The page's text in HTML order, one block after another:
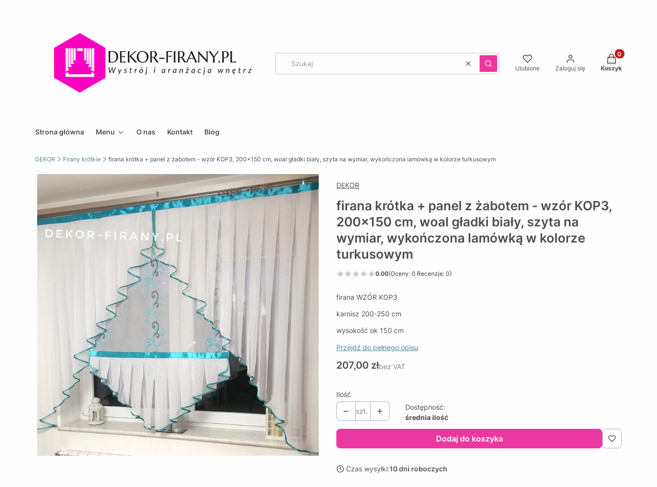
WyczyśćSzukaj Ulubione Zaloguj się
Produkty w
Koszyk
Strona główna Menu O nas Kontakt Blog
DEKOR Firany krótkie firana krótka + panel z żabotem - wzór KOP3, 200x150 cm, woal gładki biały, szyta na wymiar, wykończona lamówką w kolorze turkusowym
DEKOR
firana krótka + panel z żabotem - wzór KOP3,
200x150 cm, woal gładki biały, szyta na
wymiar, wykończona lamówką w kolorze
turkusowym
0.00(Oceny: 0 Recenzje: 0)
firana WZÓR KOP3
karnisz 200-250 cm
wysokość ok 150 cm
Przejdź do pełnego opisu
Cena
207,00 złbez VAT
Ilość
szt.
Dostępność:
średnia ilość
Dodaj do koszyka
Czas wysyłki:10 dni roboczych